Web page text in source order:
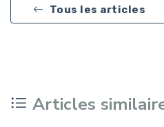
Tous les articles
Articles